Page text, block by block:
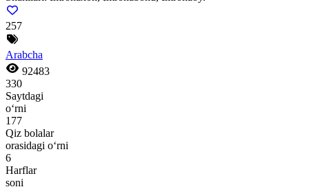
257
Arabcha
92483
330
Saytdagi
o‘rni
177
Qiz bolalar
orasidagi o‘rni
6
Harflar
soni